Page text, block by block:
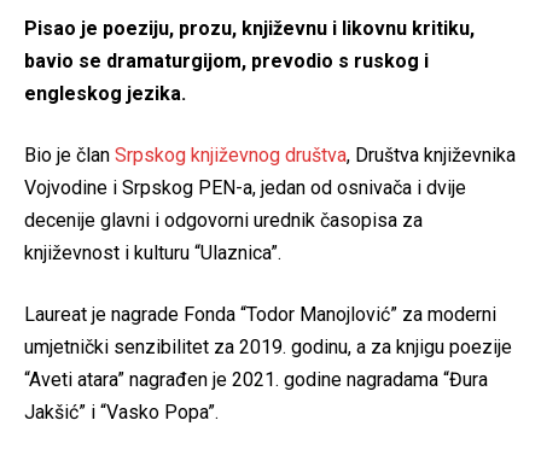
Pisao je poeziju, prozu, književnu i likovnu kritiku,
bavio se dramaturgijom, prevodio s ruskog i
engleskog jezika.
Bio je član Srpskog književnog društva, Društva književnika
Vojvodine i Srpskog PEN-a, jedan od osnivača i dvije
decenije glavni i odgovorni urednik časopisa za
književnost i kulturu “Ulaznica”.
Laureat je nagrade Fonda “Todor Manojlović” za moderni
umjetnički senzibilitet za 2019. godinu, a za knjigu poezije
“Aveti atara” nagrađen je 2021. godine nagradama “Đura
Jakšić” i “Vasko Popa”.